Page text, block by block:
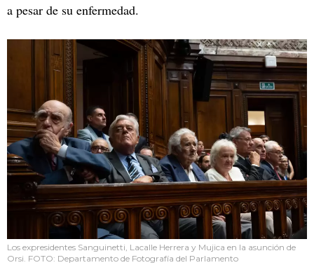
a pesar de su enfermedad.
Los expresidentes Sanguinetti, Lacalle Herrera y Mujica en la asunción de
Orsi. FOTO: Departamento de Fotografía del Parlamento